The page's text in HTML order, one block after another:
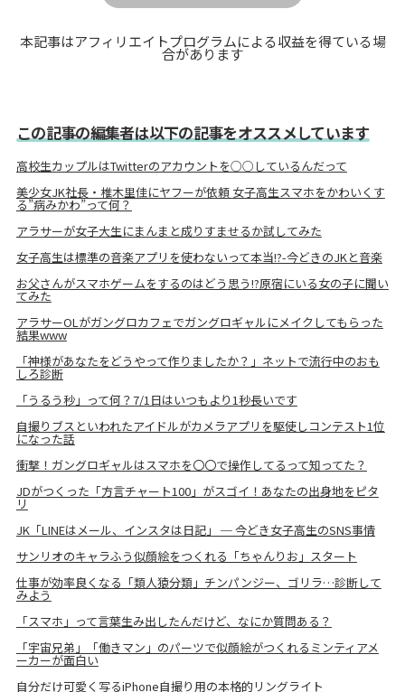
本記事はアフィリエイトプログラムによる収益を得ている場
合があります
この記事の編集者は以下の記事をオススメしています
高校生カップルはTwitterのアカウントを○○しているんだって
美少女JK社長・椎木里佳にヤフーが依頼 女子高生スマホをかわいくす
る”病みかわ”って何？
アラサーが女子大生にまんまと成りすませるか試してみた
女子高生は標準の音楽アプリを使わないって本当!?-今どきのJKと音楽
お父さんがスマホゲームをするのはどう思う!?原宿にいる女の子に聞い
てみた
アラサーOLがガングロカフェでガングロギャルにメイクしてもらった
結果www
「神様があなたをどうやって作りましたか？」ネットで流行中のおも
しろ診断
「うるう秒」って何？7/1日はいつもより1秒長いです
自撮りブスといわれたアイドルがカメラアプリを駆使しコンテスト1位
になった話
衝撃！ガングロギャルはスマホを〇〇で操作してるって知ってた？
JDがつくった「方言チャート100」がスゴイ！あなたの出身地をピタ
リ
JK「LINEはメール、インスタは日記」 ─ 今どき女子高生のSNS事情
サンリオのキャラふう似顔絵をつくれる「ちゃんりお」スタート
仕事が効率良くなる「類人猿分類」チンパンジー、ゴリラ…診断して
みよう
「スマホ」って言葉生み出したんだけど、なにか質問ある？
「宇宙兄弟」「働きマン」のパーツで似顔絵がつくれるミンティアメ
ーカーが面白い
自分だけ可愛く写るiPhone自撮り用の本格的リングライト